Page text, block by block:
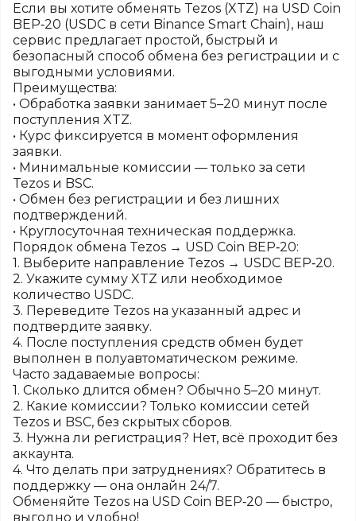
Если вы хотите обменять Tezos (XTZ) на USD Coin
BEP‑20 (USDC в сети Binance Smart Chain), наш
сервис предлагает простой, быстрый и
безопасный способ обмена без регистрации и с
выгодными условиями.
Преимущества:
• Обработка заявки занимает 5–20 минут после
поступления XTZ.
• Курс фиксируется в момент оформления
заявки.
• Минимальные комиссии — только за сети
Tezos и BSC.
• Обмен без регистрации и без лишних
подтверждений.
• Круглосуточная техническая поддержка.
Порядок обмена Tezos → USD Coin BEP‑20:
1. Выберите направление Tezos → USDC BEP‑20.
2. Укажите сумму XTZ или необходимое
количество USDC.
3. Переведите Tezos на указанный адрес и
подтвердите заявку.
4. После поступления средств обмен будет
выполнен в полуавтоматическом режиме.
Часто задаваемые вопросы:
1. Сколько длится обмен? Обычно 5–20 минут.
2. Какие комиссии? Только комиссии сетей
Tezos и BSC, без скрытых сборов.
3. Нужна ли регистрация? Нет, всё проходит без
аккаунта.
4. Что делать при затруднениях? Обратитесь в
поддержку — она онлайн 24/7.
Обменяйте Tezos на USD Coin BEP‑20 — быстро,
выгодно и удобно!